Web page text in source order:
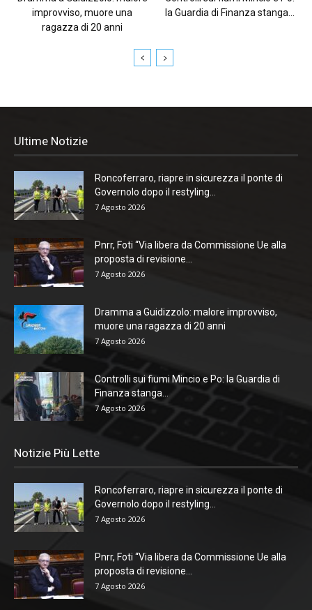
improvviso, muore una
ragazza di 20 anni
la Guardia di Finanza stanga...
Ultime Notizie
Roncoferraro, riapre in sicurezza il ponte di
Governolo dopo il restyling...
7 Agosto 2026
Pnrr, Foti “Via libera da Commissione Ue alla
proposta di revisione...
7 Agosto 2026
Dramma a Guidizzolo: malore improvviso,
muore una ragazza di 20 anni
7 Agosto 2026
Controlli sui fiumi Mincio e Po: la Guardia di
Finanza stanga...
7 Agosto 2026
Notizie Più Lette
Roncoferraro, riapre in sicurezza il ponte di
Governolo dopo il restyling...
7 Agosto 2026
Pnrr, Foti “Via libera da Commissione Ue alla
proposta di revisione...
7 Agosto 2026